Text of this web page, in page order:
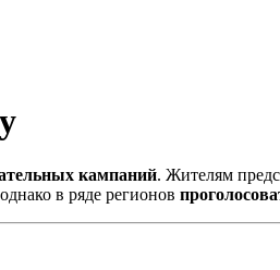
кампаний. Жителям
в ряде регионов